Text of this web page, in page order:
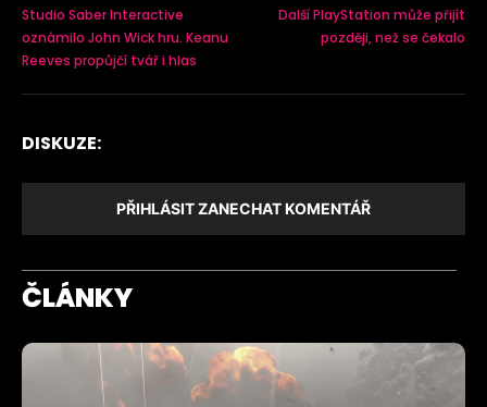
Studio Saber Interactive
oznámilo John Wick hru. Keanu
Reeves propůjčí tvář i hlas
Další PlayStation může přijít
později, než se čekalo
DISKUZE:
PŘIHLÁSIT ZANECHAT KOMENTÁŘ
ČLÁNKY